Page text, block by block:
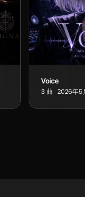
Voice
3 曲 · 2026年5